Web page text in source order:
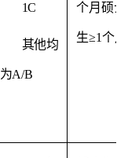
1C
其他均
为A/B
个月硕士
生≥1个月